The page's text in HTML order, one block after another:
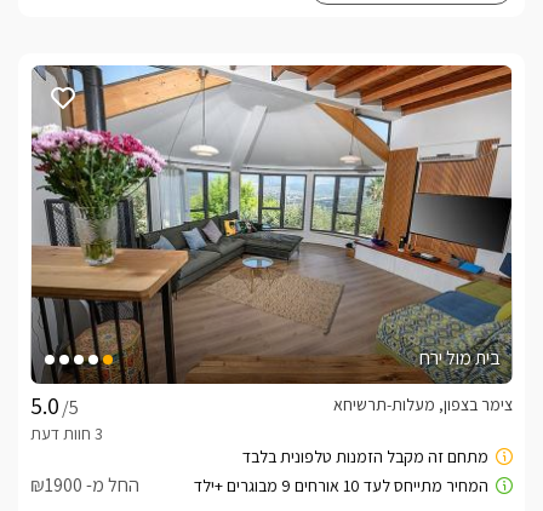
בית מול ירח
/5
צימר בצפון, מעלות-תרשיחא
החל מ- ₪1900